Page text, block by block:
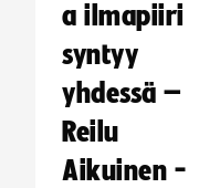
a ilmapiiri
syntyy
yhdessä –
Reilu
Aikuinen -